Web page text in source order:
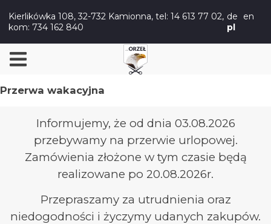
Kierlikówka 108, 32-732 Kamionna, tel: 14 613 77 02,
kom: 734 162 840
de
en
pl
Przerwa wakacyjna
Informujemy, że od dnia 03.08.2026
przebywamy na przerwie urlopowej.
Zamówienia złożone w tym czasie będą
realizowane po 20.08.2026r.
Przepraszamy za utrudnienia oraz
niedogodności i życzymy udanych zakupów.